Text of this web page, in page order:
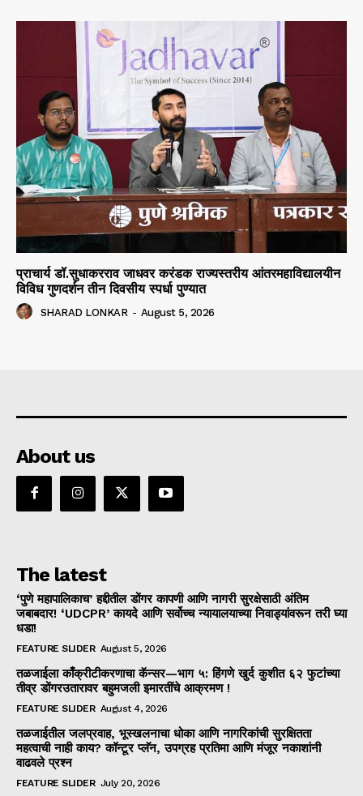
प्राचार्य डॉ.सुधाकरराव जाधवर करंडक राज्यस्तरीय आंतरमहाविद्यालयीन
विविध गुणदर्शन तीन दिवसीय स्पर्धा पुण्यात
SHARAD LONKAR - August 5, 2026
About us
The latest
‘पुणे महापालिकाच’ हद्दीतील डोंगर कापणी आणि नागरी सुरक्षेसाठी अंतिम
जबाबदार! ‘UDCPR’ कायदे आणि सर्वोच्च न्यायालयाच्या निवाड्यांवरून तरी घ्या
धडा!
FEATURE SLIDER August 5, 2026
तळजाईला काँक्रीटीकरणाचा कॅन्सर—भाग ५: हिंगणे खुर्द कुशीत ६२ फुटांच्या
तीव्र डोंगरउतारावर बहुमजली इमारतींचे आक्रमण !
FEATURE SLIDER August 4, 2026
तळजाईतील जलप्रवाह, भूस्खलनाचा धोका आणि नागरिकांची सुरक्षितता
महत्वाची नाही काय? कॉन्टूर प्लॅन, उपग्रह प्रतिमा आणि मंजूर नकाशांनी
वाढवले प्रश्न
FEATURE SLIDER July 20, 2026